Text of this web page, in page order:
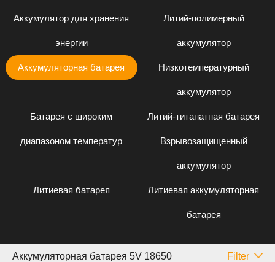
Аккумулятор для хранения
энергии
Литий-полимерный
аккумулятор
Аккумуляторная батарея Низкотемпературный
аккумулятор
Батарея с широким
диапазоном температур
Литий-титанатная батарея
Взрывозащищенный
аккумулятор
Литиевая батарея Литиевая аккумуляторная
батарея
Аккумуляторная батарея 5V 18650 Filter